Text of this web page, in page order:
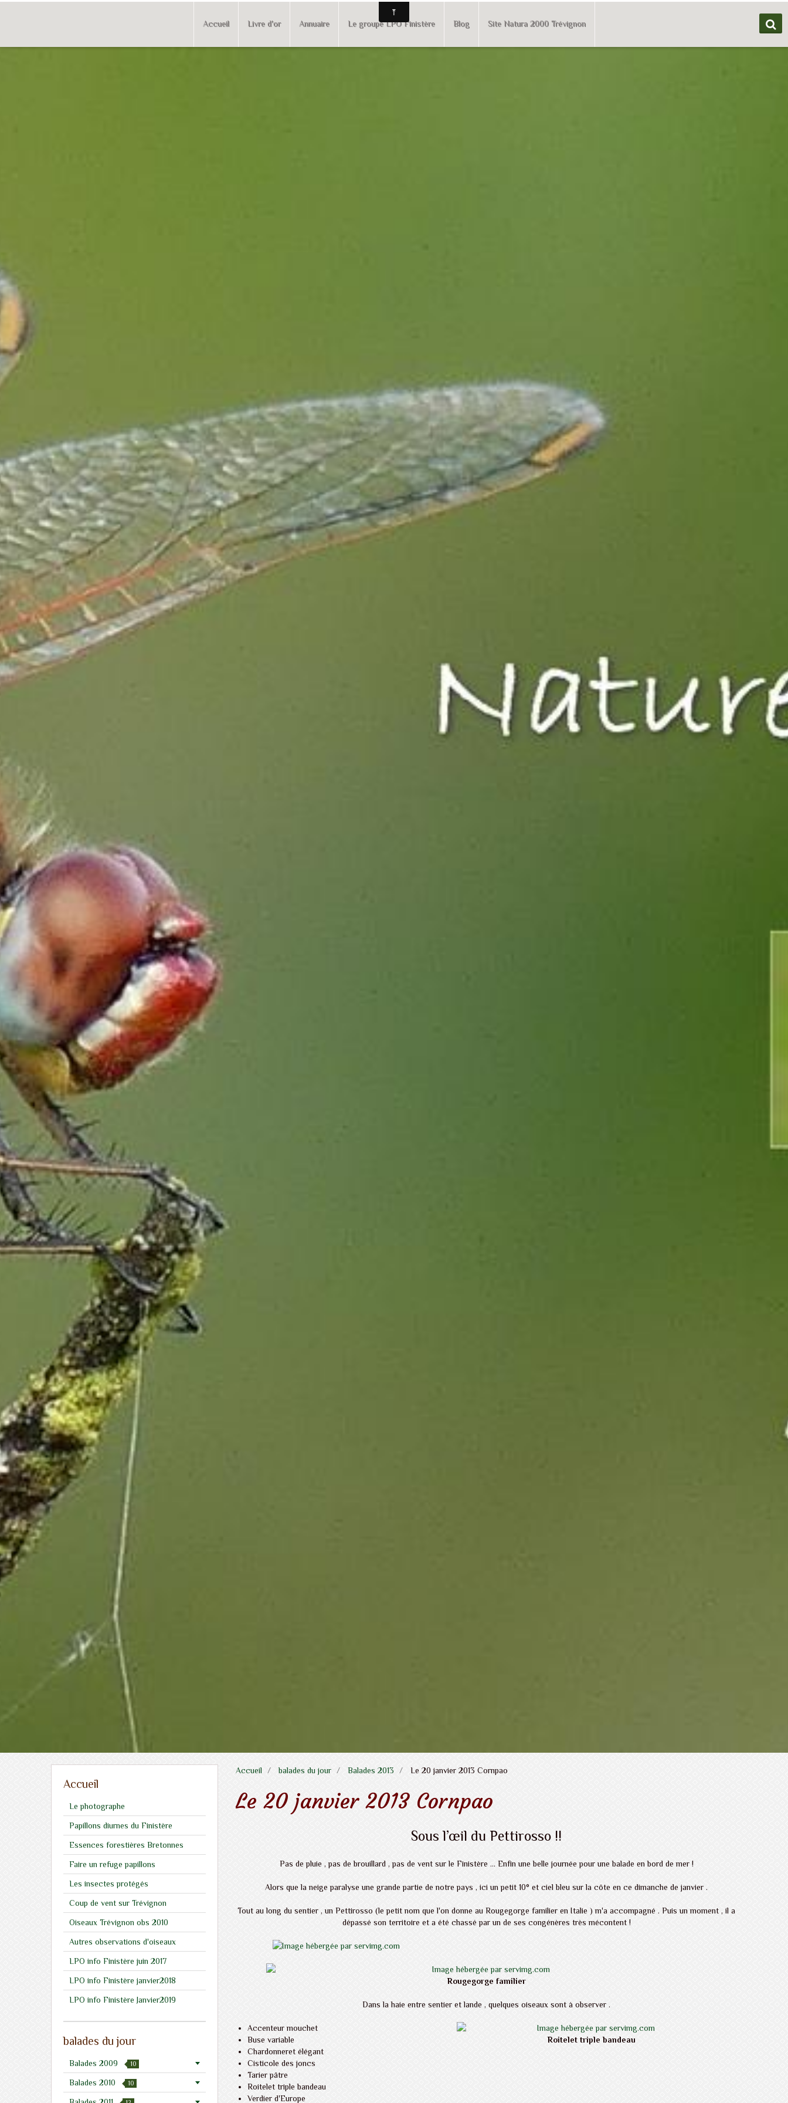
Accueil Livre d'or Annuaire Le groupe LPO Finistère Blog Site Natura 2000 Trévignon
Accueil balades du jour Balades 2013 Le 20 janvier 2013 Cornpao
Le 20 janvier 2013 Cornpao
Sous l’œil du Pettirosso !!
Pas de pluie , pas de brouillard , pas de vent sur le Finistère ... Enfin une belle journée pour une balade en bord de mer !
Alors que la neige paralyse une grande partie de notre pays , ici un petit 10° et ciel bleu sur la côte en ce dimanche de janvier .
Tout au long du sentier , un Pettirosso (le petit nom que l'on donne au Rougegorge familier en Italie ) m'a accompagné . Puis un moment , il a
dépassé son territoire et a été chassé par un de ses congénères très mécontent !
Rougegorge familier
Dans la haie entre sentier et lande , quelques oiseaux sont à observer .
Accenteur mouchet
Buse variable
Chardonneret élégant
Cisticole des joncs
Tarier pâtre
Roitelet triple bandeau
Verdier d'Europe
Roitelet triple bandeau
Accueil
Le photographe
Papillons diurnes du Finistère
Essences forestières Bretonnes
Faire un refuge papillons
Les insectes protégés
Coup de vent sur Trévignon
Oiseaux Trévignon obs 2010
Autres observations d'oiseaux
LPO info Finistère juin 2017
LPO info Finistère janvier2018
LPO info Finistère Janvier2019
balades du jour
Balades 2009 10
Balades 2010 10